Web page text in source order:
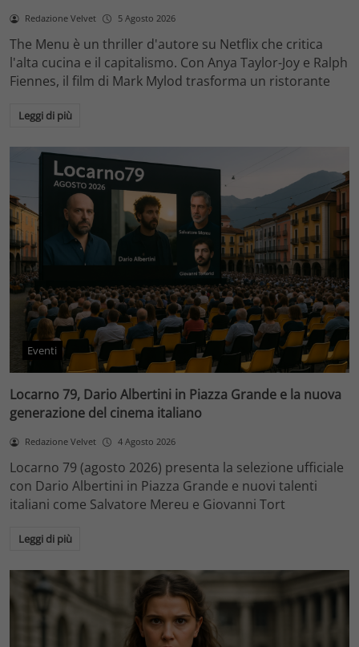
Redazione Velvet 5 Agosto 2026
The Menu è un thriller d'autore su Netflix che critica
l'alta cucina e il capitalismo. Con Anya Taylor-Joy e Ralph
Fiennes, il film di Mark Mylod trasforma un ristorante
Leggi di più
Eventi
Locarno 79, Dario Albertini in Piazza Grande e la nuova
generazione del cinema italiano
Redazione Velvet 4 Agosto 2026
Locarno 79 (agosto 2026) presenta la selezione ufficiale
con Dario Albertini in Piazza Grande e nuovi talenti
italiani come Salvatore Mereu e Giovanni Tort
Leggi di più